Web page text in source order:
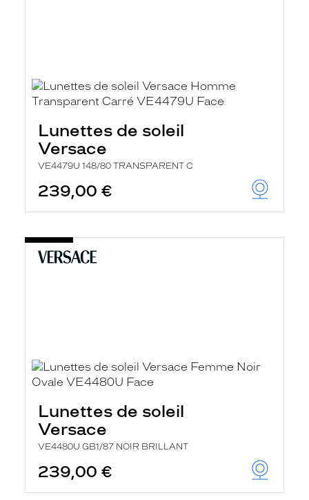
Lunettes de soleil
Versace
VE4479U 148/80 TRANSPARENT C
239,00 €
Lunettes de soleil
Versace
VE4480U GB1/87 NOIR BRILLANT
239,00 €